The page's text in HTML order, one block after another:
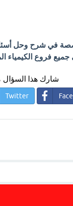
في شرح وحل
فروع الكيمياء
شارك هذا السؤال
Twitter